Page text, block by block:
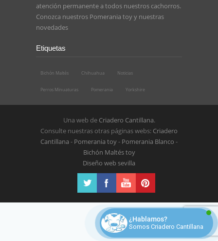
atención permanente a todos nuestros cachorros.
Conozca nuestros Pomerania toyy nuestras
novedades
Etiquetas
Bichón Maltés Chihuahua Noticias
Perros Minuaturas Pomerania Yorkshire
Una web de Criadero Cantillana.
Consulte nuestras otras páginas webs: Criadero
Cantillana - Pomerania toy- Pomerania Blanco -
Bichón Maltés toy
Diseño web sevilla
¿Hablamos?
Somos Criadero Cantillana